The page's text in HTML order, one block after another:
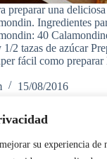
su experiencia de
preparar una deliciosa
Ingredientes
40
2 tazas de azúcar
fácil como preparar
15/08/2016
Amazon, obtenemos